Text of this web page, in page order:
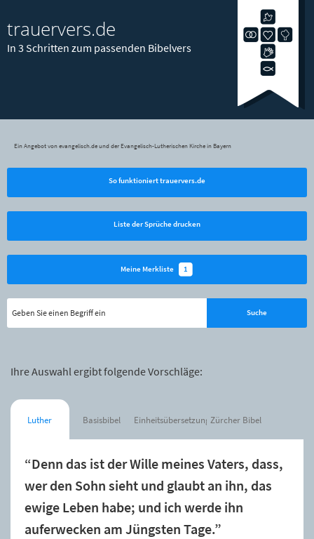
trauervers.de
In 3 Schritten zum passenden Bibelvers
Ein Angebot von evangelisch.de und der Evangelisch-Lutherischen Kirche in Bayern
So funktioniert trauervers.de
Liste der Sprüche drucken
Meine Merkliste 1
Ihre Auswahl ergibt folgende Vorschläge:
Luther Basisbibel Einheitsübersetzung Zürcher Bibel
“Denn das ist der Wille meines Vaters, dass,
wer den Sohn sieht und glaubt an ihn, das
ewige Leben habe; und ich werde ihn
auferwecken am Jüngsten Tage.”